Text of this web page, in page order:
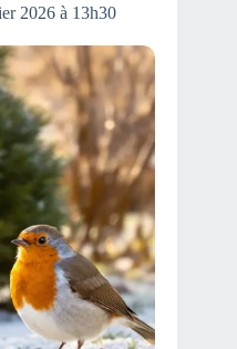
2026 à 13h30